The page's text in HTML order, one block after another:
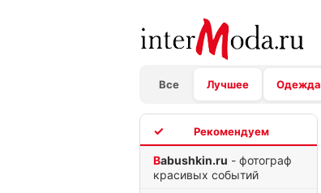
Все Лучшее Одежда
Babushkin.ru - фотограф
красивых событий